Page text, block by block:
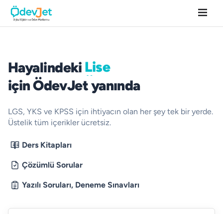
Hayalindeki lise ve üniversite için
Hayalindeki Lise
Üniversite
için ÖdevJet yanında
LGS, YKS ve KPSS için ihtiyacın olan her şey tek bir yerde.
Üstelik tüm içerikler ücretsiz.
Ders Kitapları
Çözümlü Sorular
Yazılı Soruları, Deneme Sınavları